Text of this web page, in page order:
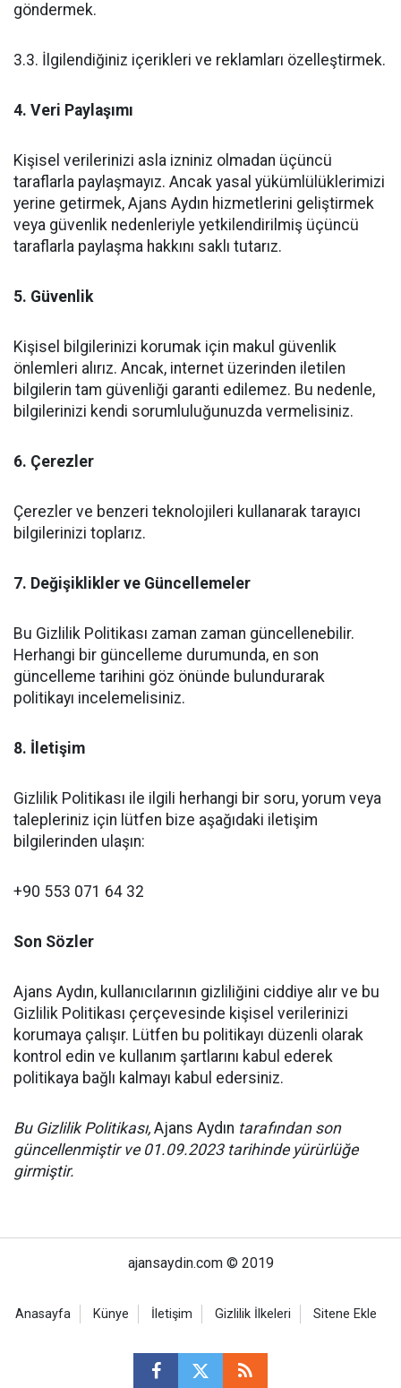
göndermek.
3.3. İlgilendiğiniz içerikleri ve reklamları özelleştirmek.
4. Veri Paylaşımı
Kişisel verilerinizi asla izniniz olmadan üçüncü
taraflarla paylaşmayız. Ancak yasal yükümlülüklerimizi
yerine getirmek, Ajans Aydın hizmetlerini geliştirmek
veya güvenlik nedenleriyle yetkilendirilmiş üçüncü
taraflarla paylaşma hakkını saklı tutarız.
5. Güvenlik
Kişisel bilgilerinizi korumak için makul güvenlik
önlemleri alırız. Ancak, internet üzerinden iletilen
bilgilerin tam güvenliği garanti edilemez. Bu nedenle,
bilgilerinizi kendi sorumluluğunuzda vermelisiniz.
6. Çerezler
Çerezler ve benzeri teknolojileri kullanarak tarayıcı
bilgilerinizi toplarız.
7. Değişiklikler ve Güncellemeler
Bu Gizlilik Politikası zaman zaman güncellenebilir.
Herhangi bir güncelleme durumunda, en son
güncelleme tarihini göz önünde bulundurarak
politikayı incelemelisiniz.
8. İletişim
Gizlilik Politikası ile ilgili herhangi bir soru, yorum veya
talepleriniz için lütfen bize aşağıdaki iletişim
bilgilerinden ulaşın:
+90 553 071 64 32
Son Sözler
Ajans Aydın, kullanıcılarının gizliliğini ciddiye alır ve bu
Gizlilik Politikası çerçevesinde kişisel verilerinizi
korumaya çalışır. Lütfen bu politikayı düzenli olarak
kontrol edin ve kullanım şartlarını kabul ederek
politikaya bağlı kalmayı kabul edersiniz.
Bu Gizlilik Politikası, Ajans Aydın tarafından son
güncellenmiştir ve 01.09.2023 tarihinde yürürlüğe
girmiştir.
ajansaydin.com © 2019
Anasayfa Künye İletişim Gizlilik İlkeleri Sitene Ekle